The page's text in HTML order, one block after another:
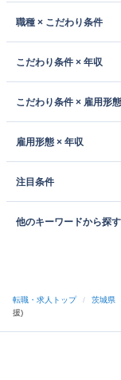
職種 × こだわり条件
こだわり条件 × 年収
こだわり条件 × 雇用形態
雇用形態 × 年収
注目条件
他のキーワードから探す
転職・求人トップ / 茨城県
援)